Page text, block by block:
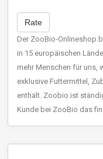
Rate
Der ZooBio-Onlineshop
in 15 europäischen
mehr Menschen für uns,
exklusive Futtermittel,
enthält. Zoobio ist
Kunde bei ZooBio das